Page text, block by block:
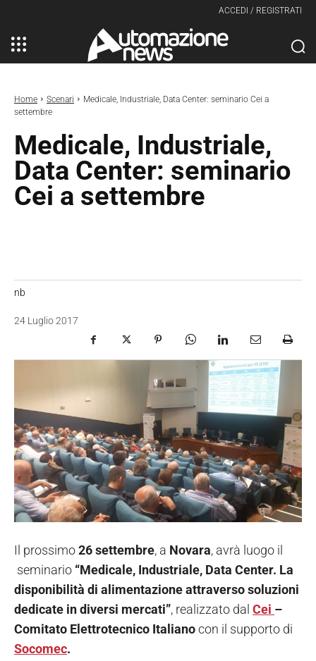
ACCEDI / REGISTRATI
Home Scenari
Medicale, Industriale, Data Center: seminario Cei a
settembre
Medicale, Industriale,
Data Center: seminario
Cei a settembre
nb
24 Luglio 2017
Il prossimo26 settembre, a Novara, avrà luogo il
seminario “Medicale, Industriale, Data Center. La
disponibilità di alimentazione attraverso soluzioni
dedicate in diversi mercati”, realizzato dal Cei –
Comitato Elettrotecnico Italianocon il supporto di
Socomec.